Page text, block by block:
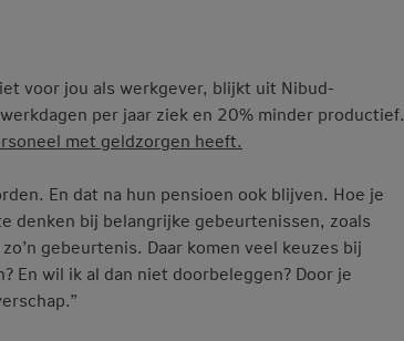
voor jou als werkgever, blijkt uit Nibud-
per jaar ziek en 20% minder productief.
met geldzorgen heeft.
En dat na hun pensioen ook blijven. Hoe je
denken bij belangrijke gebeurtenissen, zoals
gebeurtenis. Daar komen veel keuzes bij
En wil ik al dan niet doorbeleggen? Door je